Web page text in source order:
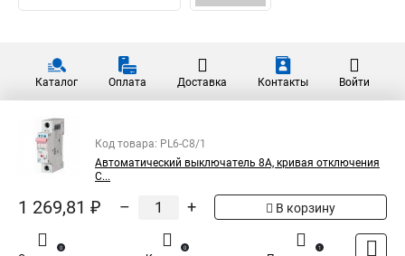
Каталог Оплата Доставка Контакты Войти
Код товара: PL6-C8/1
Автоматический выключатель 8А, кривая отключения
C...
1 269,81 ₽ – + В корзину
0 0 1